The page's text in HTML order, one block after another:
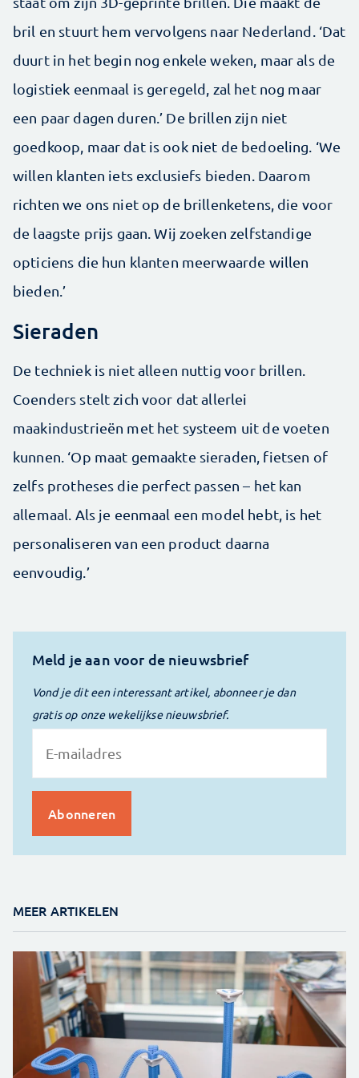
bril en stuurt hem vervolgens naar Nederland. ‘Dat
duurt in het begin nog enkele weken, maar als de
logistiek eenmaal is geregeld, zal het nog maar
een paar dagen duren.’ De brillen zijn niet
goedkoop, maar dat is ook niet de bedoeling. ‘We
willen klanten iets exclusiefs bieden. Daarom
richten we ons niet op de brillenketens, die voor
de laagste prijs gaan. Wij zoeken zelfstandige
opticiens die hun klanten meerwaarde willen
bieden.’
Sieraden
De techniek is niet alleen nuttig voor brillen.
Coenders stelt zich voor dat allerlei
maakindustrieën met het systeem uit de voeten
kunnen. ‘Op maat gemaakte sieraden, fietsen of
zelfs protheses die perfect passen – het kan
allemaal. Als je eenmaal een model hebt, is het
personaliseren van een product daarna
eenvoudig.’
Meld je aan voor de nieuwsbrief
Vond je dit een interessant artikel, abonneer je dan
gratis op onze wekelijkse nieuwsbrief.
MEER ARTIKELEN